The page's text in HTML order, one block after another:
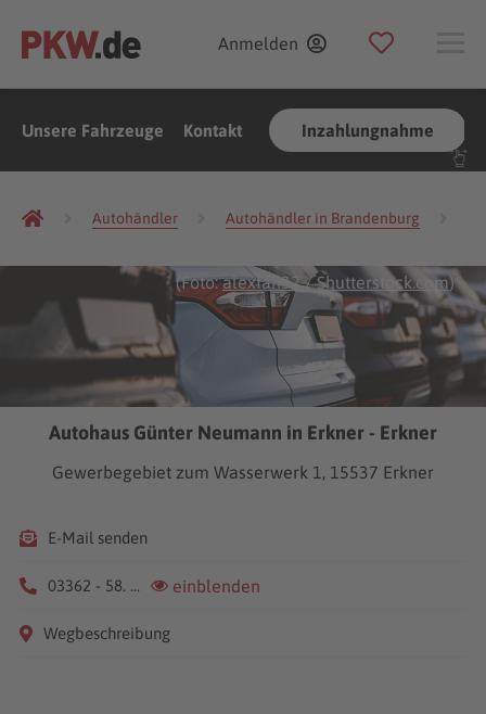
Anmelden
Unsere Fahrzeuge Kontakt Inzahlungnahme
Autohändler Autohändler in Brandenburg
(Foto:alexfan32/Shutterstock.com)
Autohaus Günter Neumann in Erkner - Erkner
Gewerbegebiet zum Wasserwerk 1, 15537 Erkner
E-Mail senden
03362 - 58. ... einblenden
Wegbeschreibung